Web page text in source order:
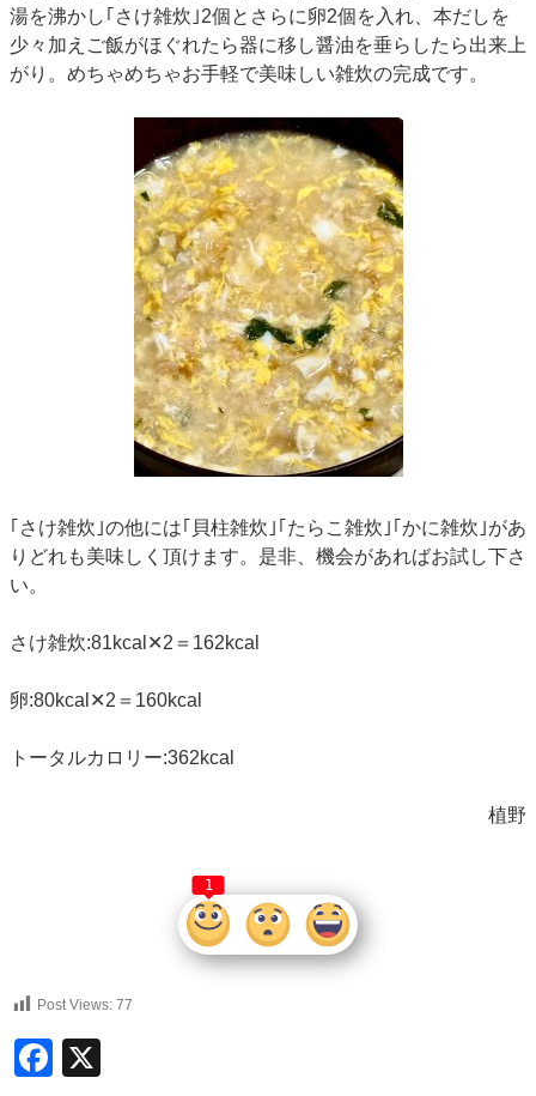
湯を沸かし｢さけ雑炊｣2個とさらに卵2個を入れ、本だしを
少々加えご飯がほぐれたら器に移し醤油を垂らしたら出来上
がり。めちゃめちゃお手軽で美味しい雑炊の完成です。
｢さけ雑炊｣の他には｢貝柱雑炊｣｢たらこ雑炊｣｢かに雑炊｣があ
りどれも美味しく頂けます。是非、機会があればお試し下さ
い。
さけ雑炊:81‪kcal✕2＝162kcal
卵:80kcal‪✕2＝160kcal
トータルカロリー:362kcal
植野
1
Post Views: 77
Facebook